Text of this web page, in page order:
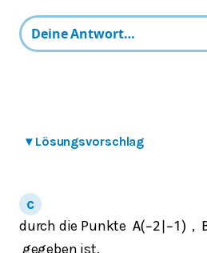
▾ Lösungsvorschlag
durch die Punkte A(−2 −1 ) ,
gegeben ist.